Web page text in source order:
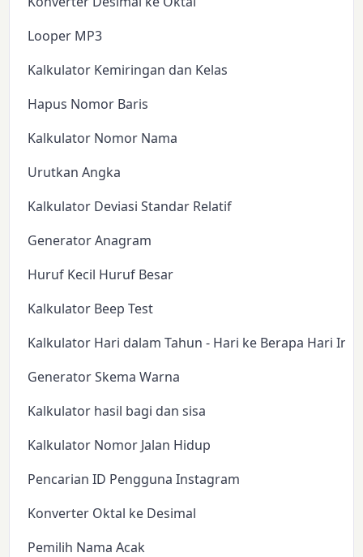
Looper MP3
Kalkulator Kemiringan dan Kelas
Hapus Nomor Baris
Kalkulator Nomor Nama
Urutkan Angka
Kalkulator Deviasi Standar Relatif
Generator Anagram
Huruf Kecil Huruf Besar
Kalkulator Beep Test
Kalkulator Hari dalam Tahun - Hari ke Berapa Hari Ini?
Generator Skema Warna
Kalkulator hasil bagi dan sisa
Kalkulator Nomor Jalan Hidup
Pencarian ID Pengguna Instagram
Konverter Oktal ke Desimal
Pemilih Nama Acak